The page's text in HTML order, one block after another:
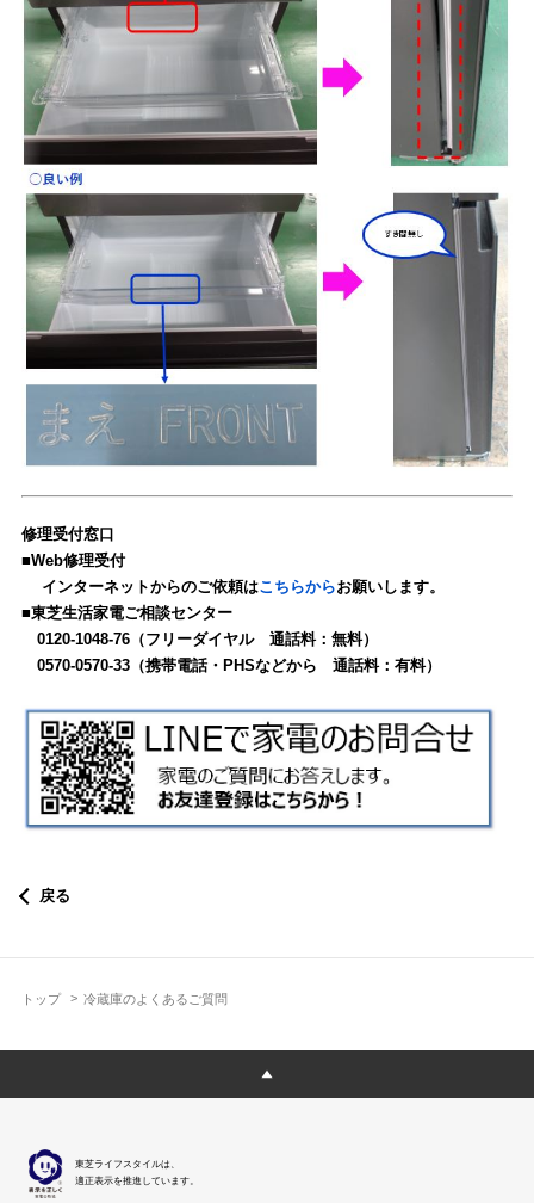
トップ 冷蔵庫のよくあるご質問
修理受付窓口
■Web修理受付
インターネットからのご依頼はこちらからお願いします。
■東芝生活家電ご相談センター
0120-1048-76（フリーダイヤル 通話料：無料）
0570-0570-33（携帯電話・PHSなどから 通話料：有料）
戻る
東芝ライフスタイルは、
適正表示を推進しています。